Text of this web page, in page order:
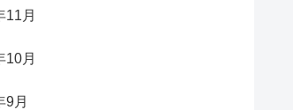
11月
10月
9月